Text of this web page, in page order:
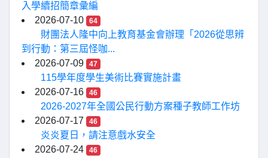
入學續招簡章彙編
2026-07-10
64
財團法人隆中向上教育基金會辦理「2026從思辨
到行動：第三屆怪咖...
2026-07-09
47
115學年度學生美術比賽實施計畫
2026-07-16
46
2026-2027年全國公民行動方案種子教師工作坊
2026-07-17
46
炎炎夏日，請注意戲水安全
2026-07-24
46